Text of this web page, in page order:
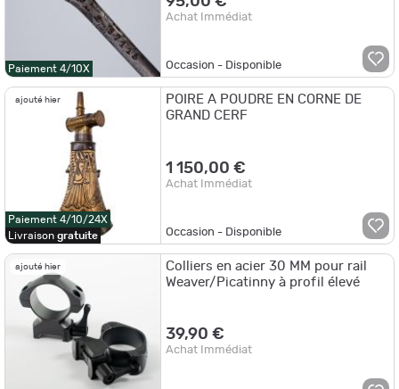
Paiement 4/10X
Achat Immédiat
Occasion - Disponible
ajouté hier
Paiement 4/10/24X
Livraison gratuite
POIRE A POUDRE EN CORNE DE
GRAND CERF
1 150,00 €
Achat Immédiat
Occasion - Disponible
ajouté hier
Colliers en acier 30 MM pour rail
Weaver/Picatinny à profil élevé
39,90 €
Achat Immédiat